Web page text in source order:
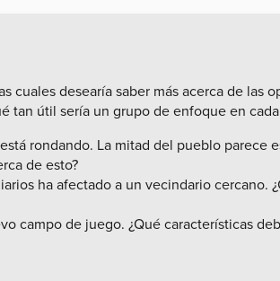
cuales desearía saber más acerca de las
tan útil sería un grupo de enfoque en cada
rondando. La mitad del pueblo parece
de esto?
ha afectado a un vecindario cercano.
campo de juego. ¿Qué características